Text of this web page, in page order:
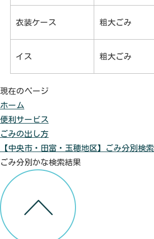
衣装ケース 粗大ごみ
イス 粗大ごみ
現在のページ
ホーム
便利サービス
ごみの出し方
【中央市・田富・玉穂地区】ごみ分別検索
ごみ分別かな検索結果